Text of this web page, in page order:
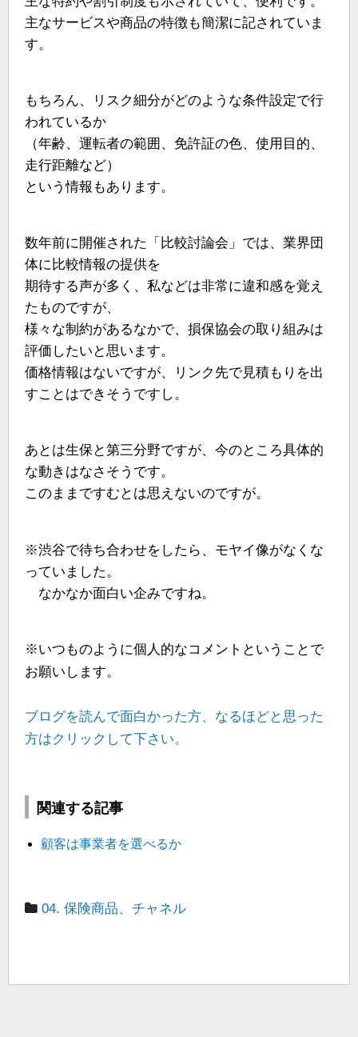
主なサービスや商品の特徴も簡潔に記されていま
す。
もちろん、リスク細分がどのような条件設定で行
われているか
（年齢、運転者の範囲、免許証の色、使用目的、
走行距離など）
という情報もあります。
数年前に開催された「比較討論会」では、業界団
体に比較情報の提供を
期待する声が多く、私などは非常に違和感を覚え
たものですが、
様々な制約があるなかで、損保協会の取り組みは
評価したいと思います。
価格情報はないですが、リンク先で見積もりを出
すことはできそうですし。
あとは生保と第三分野ですが、今のところ具体的
な動きはなさそうです。
このままですむとは思えないのですが。
※渋谷で待ち合わせをしたら、モヤイ像がなくな
っていました。
なかなか面白い企みですね。
※いつものように個人的なコメントということで
お願いします。
ブログを読んで面白かった方、なるほどと思った
方はクリックして下さい。
関連する記事
顧客は事業者を選べるか
04. 保険商品、チャネル